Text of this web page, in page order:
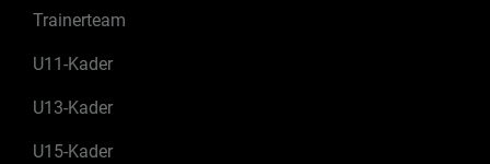
Trainerteam
U11-Kader
U13-Kader
U15-Kader